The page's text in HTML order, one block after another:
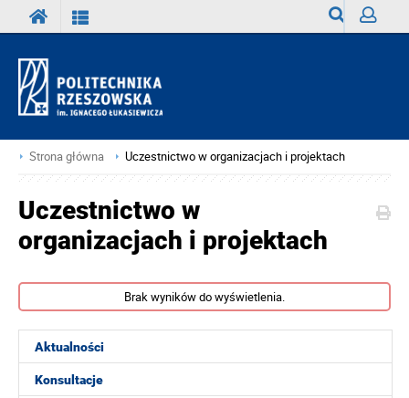
Strona główna Uczestnictwo w organizacjach i projektach
Aktualności
Konsultacje
Uczestnictwo w
organizacjach i projektach
Brak wyników do wyświetlenia.